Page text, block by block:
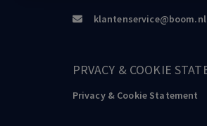
klantenservice@boom.nl
PRVACY & COOKIE
Privacy & Cookie Statement